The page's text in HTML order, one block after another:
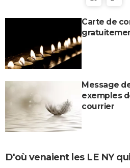
Carte de
Message
exemples
courrier
D'où venaient les LE NY